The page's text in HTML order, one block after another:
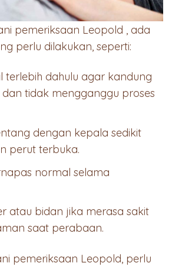
pemeriksaan Leopold , ada
perlu dilakukan, seperti:
terlebih dahulu agar kandung
tidak mengganggu proses
dengan kepala sedikit
perut terbuka.
normal selama
atau bidan jika merasa sakit
saat perabaan.
pemeriksaan Leopold, perlu